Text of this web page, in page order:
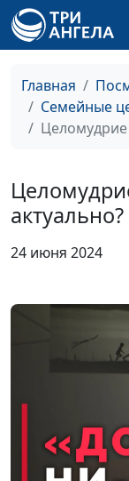
Главная
Семейные
актуально?
24 июня 2024
Что делать,
Дети воруют:
Гражданский
последствия
Гражданский
или хорошо?